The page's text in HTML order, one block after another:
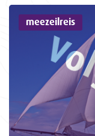
meezeilreis